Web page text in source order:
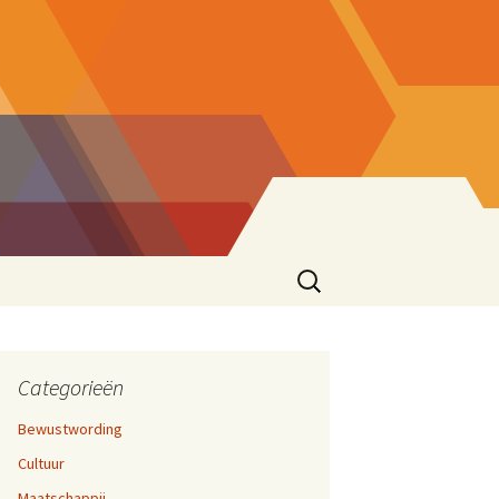
17,
Zoeken
naar:
Categorieën
Bewustwording
Cultuur